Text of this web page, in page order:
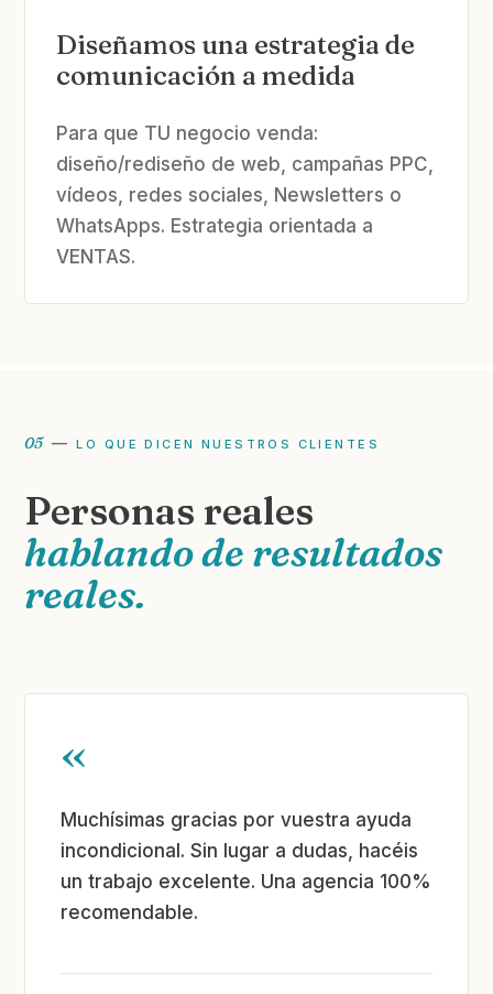
Diseñamos una estrategia de
comunicación a medida
Para que TU negocio venda:
diseño/rediseño de web, campañas PPC,
vídeos, redes sociales, Newsletters o
WhatsApps. Estrategia orientada a
VENTAS.
05—LO QUE DICEN NUESTROS CLIENTES
Personas reales
hablando de resultados
reales.
«
Muchísimas gracias por vuestra ayuda
incondicional. Sin lugar a dudas, hacéis
un trabajo excelente. Una agencia 100%
recomendable.